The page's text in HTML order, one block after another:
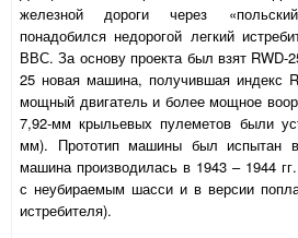
железной дороги через
понадобился недорогой легкий
ВВС. За основу проекта был взят RWD-
25 новая машина, получившая индекс
мощный двигатель и более мощное
7,92-мм крыльевых пулеметов были
мм). Прототип машины был испытан
машина производилась в 1943 – 1944
с неубираемым шасси и в версии
истребителя).